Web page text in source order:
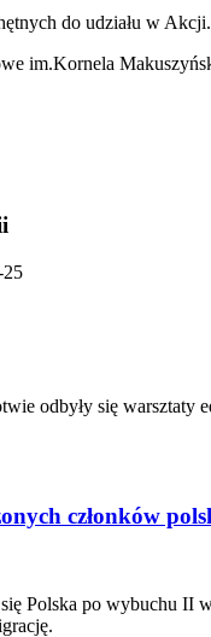
do udziału w Akcji.
im.Kornela
25
odbyły się warsztaty
członków
Polska po wybuchu II